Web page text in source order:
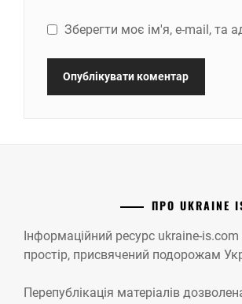
Зберегти моє ім'я, e-mail, та
ПРО UKRAINE
Інформаційний ресурс ukraine-
простір, присвячений подорожам
Перепублікація матеріалів